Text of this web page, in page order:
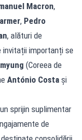
Macron,
, Pedro
, alături de
invitații importanți se
(Coreea de
António Costa și
sprijin suplimentar
de